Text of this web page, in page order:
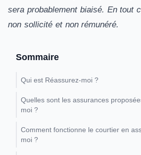
sera probablement biaisé. En tout
non sollicité et non rémunéré.
Sommaire
Qui est Réassurez-moi ?
Quelles sont les assurances
moi ?
Comment fonctionne le courtier en
moi ?